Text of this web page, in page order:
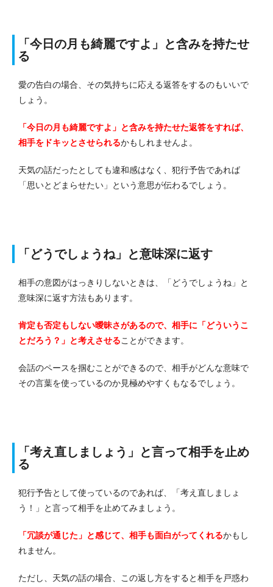
「今日の月も綺麗ですよ」と含みを持たせ
る
愛の告白の場合、その気持ちに応える返答をするのもいいで
しょう。
「今日の月も綺麗ですよ」と含みを持たせた返答をすれば、
相手をドキッとさせられるかもしれませんよ。
天気の話だったとしても違和感はなく、犯行予告であれば
「思いとどまらせたい」という意思が伝わるでしょう。
「どうでしょうね」と意味深に返す
相手の意図がはっきりしないときは、「どうでしょうね」と
意味深に返す方法もあります。
肯定も否定もしない曖昧さがあるので、相手に「どういうこ
とだろう？」と考えさせることができます。
会話のペースを掴むことができるので、相手がどんな意味で
その言葉を使っているのか見極めやすくもなるでしょう。
「考え直しましょう」と言って相手を止め
る
犯行予告として使っているのであれば、「考え直しましょ
う！」と言って相手を止めてみましょう。
「冗談が通じた」と感じて、相手も面白がってくれるかもし
れません。
ただし、天気の話の場合、この返し方をすると相手を戸惑わ